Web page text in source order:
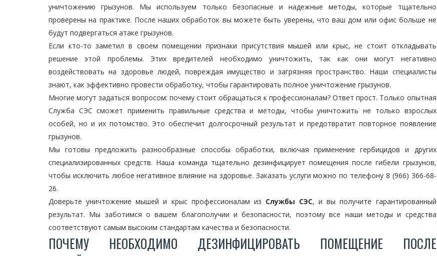
уничтожению грызунов. Мы используем только безопасные и надежные методы, которые тщательно
проверены на практике. После наших обработок вы можете быть уверены, что ваш дом или офис больше не
будут подвергаться атаке грызунов.
Если кто-то заметил в своем помещении признаки присутствия мышей или крыс, не стоит откладывать
решение этой проблемы. Этих вредителей необходимо уничтожить, так как они могут негативно
воздействовать на здоровье людей, повреждая имущество и загрязняя пространство. Наши специалисты
знают, как эффективно провести обработку, чтобы гарантировать полное уничтожение грызунов.
Многие могут задаться вопросом: почему стоит обращаться к профессионалам? Ответ прост. Только опытная
Служба СЭС сможет применить правильные средства и методы, чтобы уничтожить не только взрослых
особей, но и их потомство. Это обеспечит долгосрочный результат и предотвратит повторное появление
грызунов.
Мы готовы предложить разнообразные способы обработки, включая применение гербицидов и других
специализированных средств. Наша команда тщательно дезинфицирует помещения после гибели грызунов,
чтобы исключить любое негативное влияние на здоровье. Заказать услуги можно по телефону 8 (966) 366-68-
26.
Доверьте уничтожение мышей и крыс профессионалам из Службы СЭС, и вы получите гарантированный
результат. Мы заботимся о вашем благополучии и безопасности, поэтому все наши методы и средства
соответствуют самым высоким стандартам качества и безопасности.
ПОЧЕМУ НЕОБХОДИМО ДЕЗИНФИЦИРОВАТЬ ПОМЕЩЕНИЕ ПОСЛЕ